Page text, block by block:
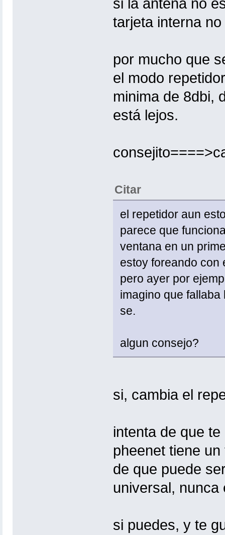
si la antena no
tarjeta interna
por mucho que
el modo
minima de 8dbi,
está lejos.
Citar
el repetidor aun
parece que
ventana en un
estoy foreando con
pero ayer por
imagino que
se.
algun consejo?
si, cambia el
intenta de que
pheenet tiene
de que puede
universal, nunca
si puedes, y te